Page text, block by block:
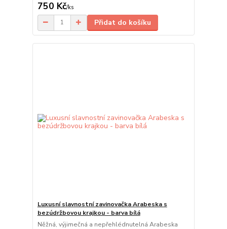
750 Kč/ks
Přidat do košíku
Luxusní slavnostní zavinovačka Arabeska s
bezúdržbovou krajkou - barva bílá
Něžná, výjimečná a nepřehlédnutelná Arabeska